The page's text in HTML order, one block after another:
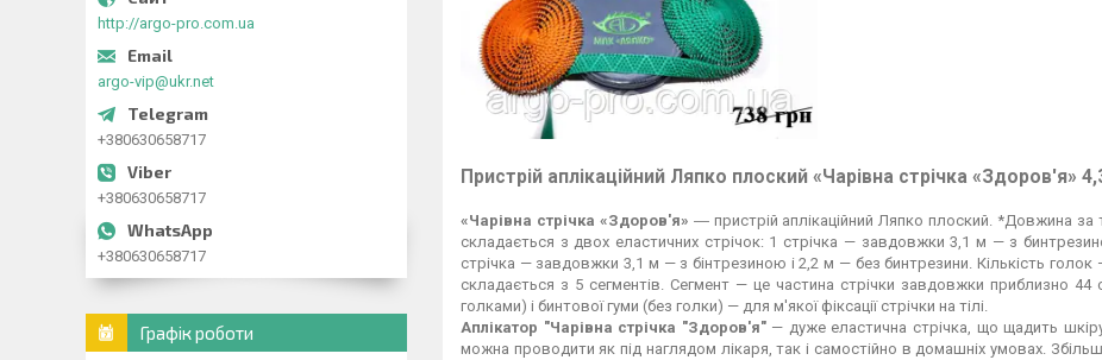
Пристрій аплікаційний Ляпко плоский «Чарівна стрічка «Здоров'я»
«Чарівна стрічка «Здоров'я» ― пристрій аплікаційний Ляпко плоский. *Довжина
складається з двох еластичних стрічок: 1 стрічка — завдовжки 3,1 м — з
стрічка — завдовжки 3,1 м — з бінтрезиною і 2,2 м — без бинтрезини. Кількість
складається з 5 сегментів. Сегмент — це частина стрічки завдовжки приблизно
голками) і бинтової гуми (без голки) — для м'якої фіксації стрічки на тілі.
Аплікатор "Чарівна стрічка "Здоров'я"— дуже еластична стрічка, що щадить
можна проводити як під наглядом лікаря, так і самостійно в домашніх умовах.
http://argo-pro.com.ua
argo-vip@ukr.net
+380630658717
+380630658717
+380630658717
Графік роботи